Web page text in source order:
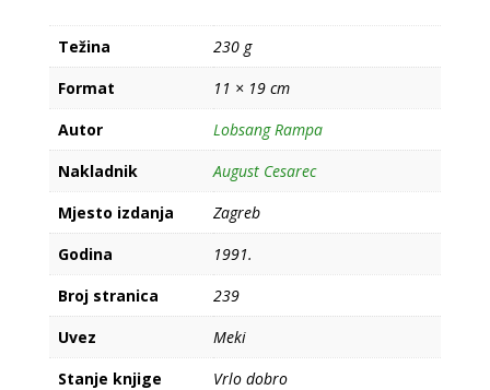
Težina
230 g
Format
11 × 19 cm
Autor
Lobsang Rampa
Nakladnik
August Cesarec
Mjesto izdanja
Zagreb
Godina
1991.
Broj stranica
239
Uvez
Meki
Stanje knjige
Vrlo dobro